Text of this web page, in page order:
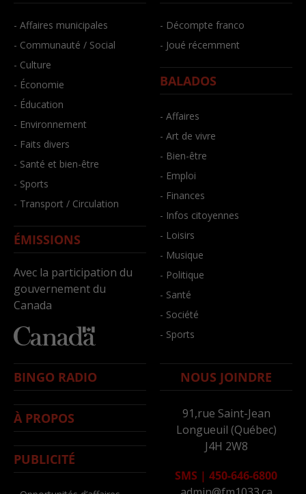
- Affaires municipales
- Communauté / Social
- Culture
- Économie
- Éducation
- Environnement
- Faits divers
- Santé et bien-être
- Sports
- Transport / Circulation
ÉMISSIONS
Avec la participation du
gouvernement du
Canada
- Décompte franco
- Joué récemment
BALADOS
- Affaires
- Art de vivre
- Bien-être
- Emploi
- Finances
- Infos citoyennes
- Loisirs
- Musique
- Politique
- Santé
- Société
- Sports
BINGO RADIO
À PROPOS
PUBLICITÉ
NOUS JOINDRE
91,rue Saint-Jean
Longueuil (Québec)
J4H 2W8
SMS | 450-646-6800